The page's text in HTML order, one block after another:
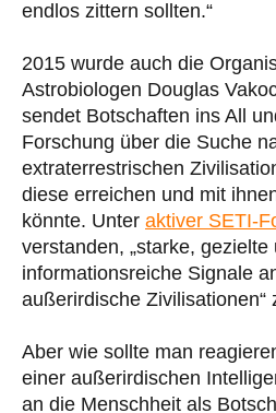
endlos zittern sollten.“
2015 wurde auch die
Astrobiologen Douglas
sendet Botschaften ins All
Forschung über die Suche
extraterrestrischen
diese erreichen und mit
könnte. Unter aktiver SETI-
verstanden, „starke, gezielte
informationsreiche Signale
außerirdische Zivilisationen“
Aber wie sollte man
einer außerirdischen
an die Menschheit als